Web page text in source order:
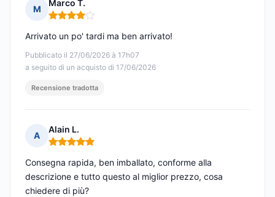
M
Marco T.
Nota: 4 su 5
Pubblicato il 27/06/2026 à 17h07
a seguito di un acquisto di 17/06/2026
Arrivato un po' tardi ma ben arrivato!
Recensione tradotta
A
Alain L.
Nota: 5 su 5
Consegna rapida, ben imballato, conforme alla
descrizione e tutto questo al miglior prezzo, cosa
chiedere di più?